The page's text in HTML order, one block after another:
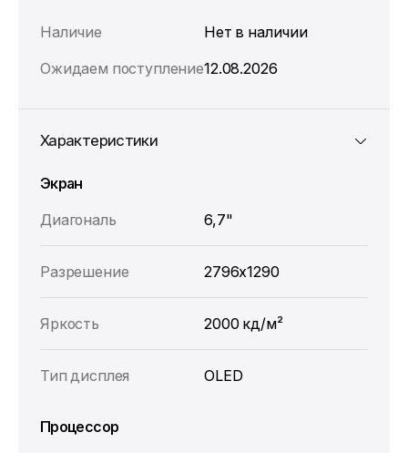
Наличие
Нет в наличии
Ожидаем поступление12.08.2026
Характеристики
Экран
Диагональ
6,7"
Разрешение 2796x1290
Яркость 2000 кд/м²
Тип дисплея OLED
Процессор